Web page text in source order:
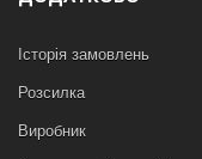
Історія замовлень
Розсилка
Виробник